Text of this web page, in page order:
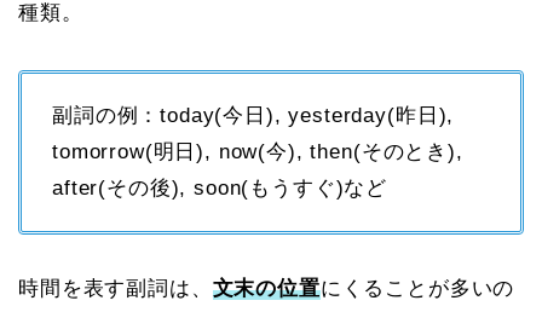
種類。
副詞の例：today(今日), yesterday(昨日),
tomorrow(明日), now(今), then(そのとき),
after(その後), soon(もうすぐ)など
時間を表す副詞は、 文末の位置にくることが多いの